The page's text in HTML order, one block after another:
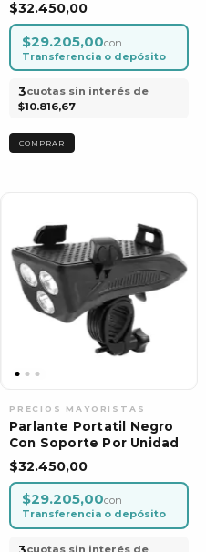
$32.450,00
$29.205,00con
Transferencia o depósito
3cuotas sin interés de
$10.816,67
Parlante Portatil Negro
Con Soporte Por Unidad
$32.450,00
$29.205,00con
Transferencia o depósito
cuotas sin interés de